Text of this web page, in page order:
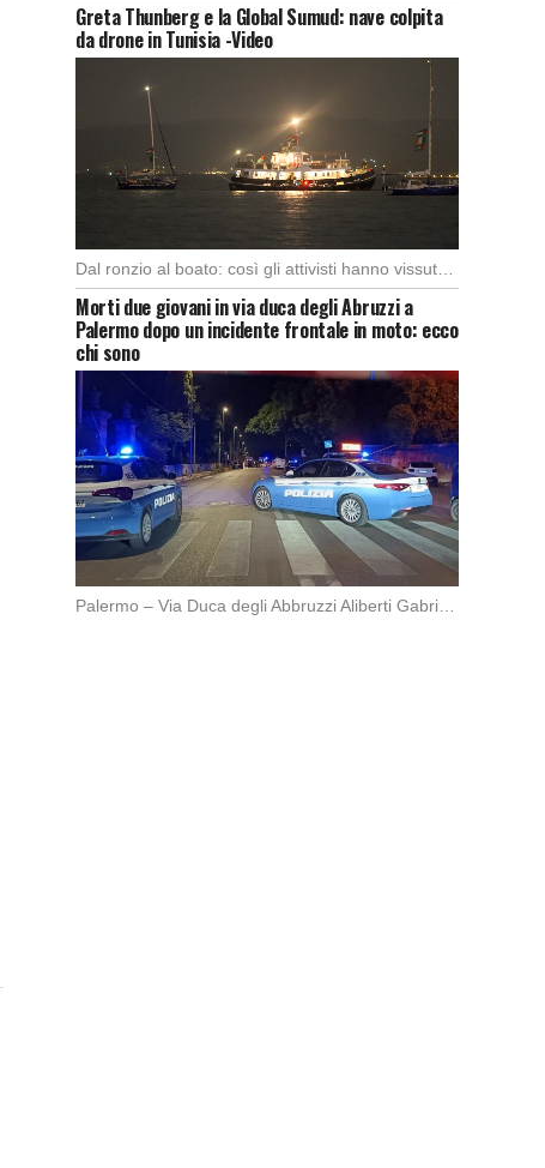
Greta Thunberg e la Global Sumud: nave colpita
da drone in Tunisia -Video
Morti due giovani in via duca degli Abruzzi a
Palermo dopo un incidente frontale in moto: ecco
chi sono